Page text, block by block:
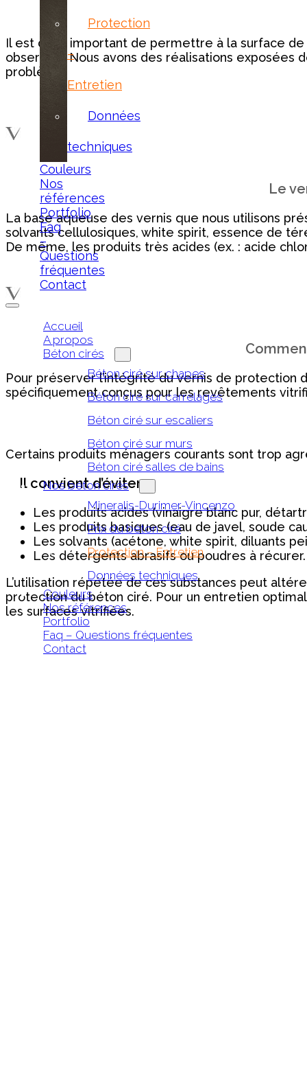
Protection
–
Entretien
Données
techniques
Couleurs
Nos
références
Portfolio
Faq
–
Questions
fréquentes
Contact
Accueil
A propos
Béton cirés
Béton ciré sur chapes
Béton ciré sur carrelages
Béton ciré sur escaliers
Béton ciré sur murs
Béton ciré salles de bains
Nos béton cirés
Mineralis-Durimer-Vincenzo
Prix du béton ciré
Protection – Entretien
Données techniques
Couleurs
Nos références
Portfolio
Faq – Questions fréquentes
Contact
Il est donc important de permettre à la surface
observée. Nous avons des réalisations exposées
problème.
Le
La base aqueuse des vernis que nous utilisons
solvants cellulosiques, white spirit, essence de
De même, les produits très acides (ex. : acide
Pour préserver l’intégrité du vernis de protection
spécifiquement conçus pour les revêtements
Certains produits ménagers courants sont trop
Il convient d’éviter :
Les produits acides (vinaigre blanc pur,
Les produits basiques (eau de javel, soude
Les solvants (acétone, white spirit, diluants
Les détergents abrasifs ou poudres à récurer.
L’utilisation répétée de ces substances peut
protection du béton ciré. Pour un entretien
les surfaces vitrifiées.